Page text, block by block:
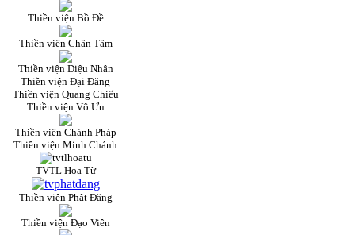
Thiền viện Bồ Đề
Thiền viện Chân Tâm
Thiền viện Diệu Nhân
Thiền viện Đại Đăng
Thiền viện Quang Chiếu
Thiền viện Vô Ưu
Thiền viện Chánh Pháp
Thiền viện Minh Chánh
TVTL Hoa Từ
Thiền viện Phật Đăng
Thiền viện Đạo Viên